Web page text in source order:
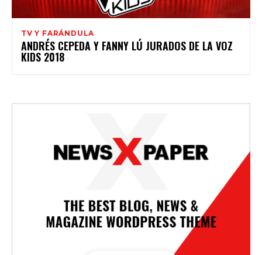
TV Y FARÁNDULA
ANDRÉS CEPEDA Y FANNY LÚ JURADOS DE LA VOZ
KIDS 2018